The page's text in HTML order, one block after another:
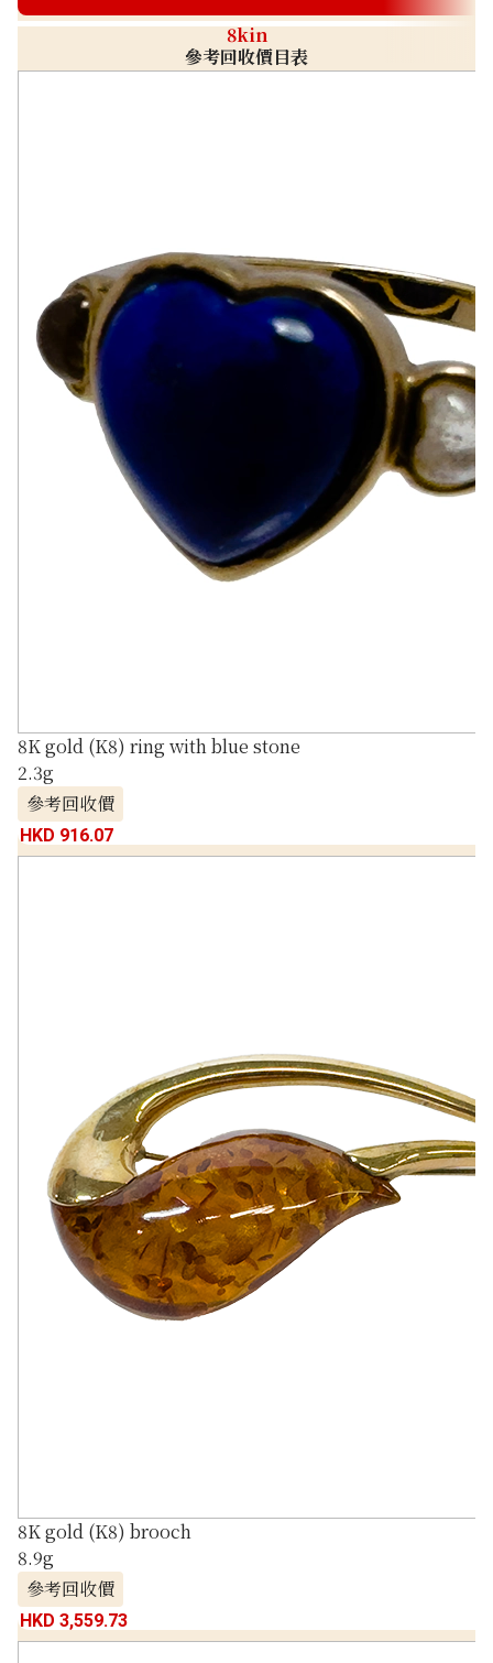
8kin
參考回收價目表
8K gold (K8) ring with blue stone
2.3g
參考回收價
HKD 916.07
8K gold (K8) brooch
8.9g
參考回收價
HKD 3,559.73